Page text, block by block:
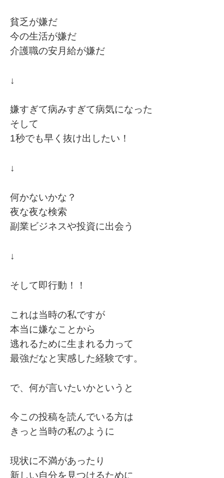
貧乏が嫌だ
今の生活が嫌だ
介護職の安月給が嫌だ
↓
嫌すぎて病みすぎて病気になった
そして
1秒でも早く抜け出したい！
↓
何かないかな？
夜な夜な検索
副業ビジネスや投資に出会う
↓
そして即行動！！
これは当時の私ですが
本当に嫌なことから
逃れるために生まれる力って
最強だなと実感した経験です。
で、何が言いたいかというと
今この投稿を読んでいる方は
きっと当時の私のように
現状に不満があったり
新しい自分を見つけるために